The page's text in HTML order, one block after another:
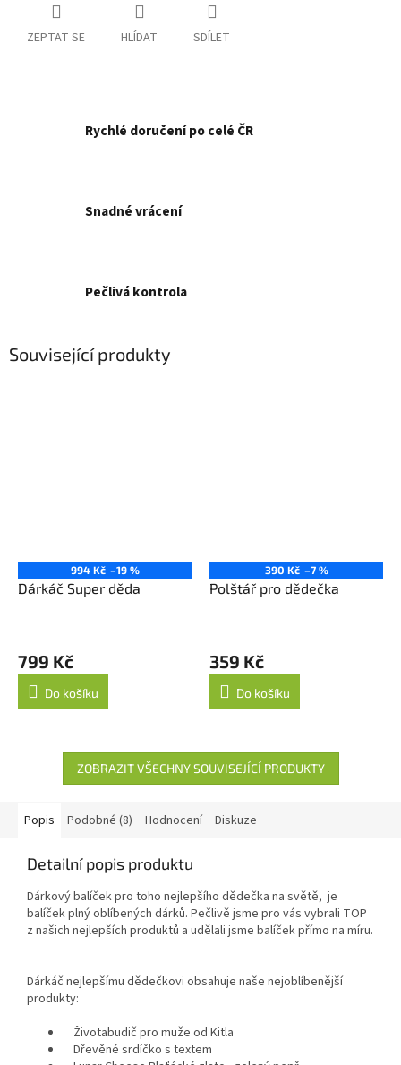
ZEPTAT SE HLÍDAT SDÍLET
Rychlé doručení po celé ČR
Snadné vrácení
Pečlivá kontrola
Související produkty
994 Kč –19 %
Dárkáč Super děda
799 Kč
Do košíku
390 Kč –7 %
Polštář pro dědečka
359 Kč
Do košíku
ZOBRAZIT VŠECHNY SOUVISEJÍCÍ PRODUKTY
Popis Podobné (8) Hodnocení Diskuze
Detailní popis produktu
Dárkový balíček pro toho nejlepšího dědečka na světě, je
balíček plný oblíbených dárků. Pečlivě jsme pro vás vybrali TOP
z našich nejlepších produktů a udělali jsme balíček přímo na míru.
Dárkáč nejlepšímu dědečkovi obsahuje naše nejoblíbenější
produkty:
Životabudič pro muže od Kitla
Dřevěné srdíčko s textem